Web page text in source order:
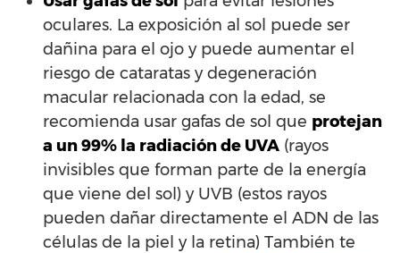
oculares. La exposición al sol puede ser
dañina para el ojo y puede aumentar el
riesgo de cataratas y degeneración
macular relacionada con la edad, se
recomienda usar gafas de sol que protejan
a un 99% la radiación de UVA (rayos
invisibles que forman parte de la energía
que viene del sol) y UVB (estos rayos
pueden dañar directamente el ADN de las
células de la piel y la retina) También te